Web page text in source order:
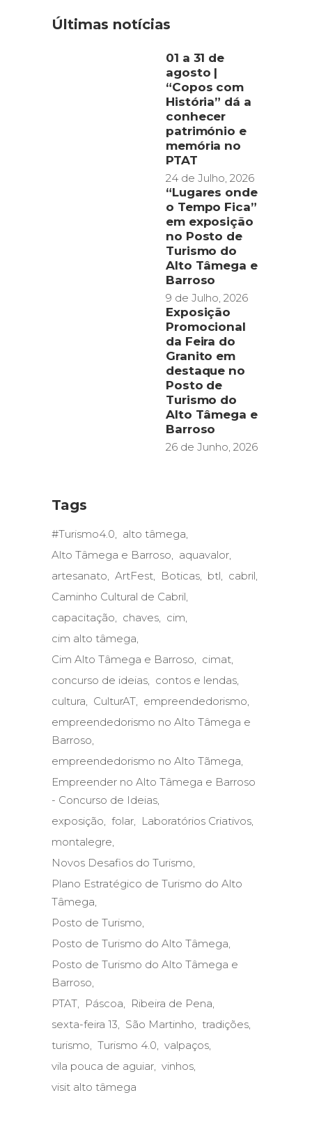
Últimas notícias
01 a 31 de
agosto |
“Copos com
História” dá a
conhecer
património e
memória no
PTAT
24 de Julho, 2026
“Lugares onde
o Tempo Fica”
em exposição
no Posto de
Turismo do
Alto Tâmega e
Barroso
9 de Julho, 2026
Exposição
Promocional
da Feira do
Granito em
destaque no
Posto de
Turismo do
Alto Tâmega e
Barroso
26 de Junho, 2026
Tags
#Turismo4.0
alto tâmega
Alto Tâmega e Barroso
aquavalor
artesanato
ArtFest Boticas btl
cabril
Caminho Cultural de Cabril
capacitação
chaves
cim
cim alto tâmega
Cim Alto Tâmega e Barroso
cimat
concurso de ideias
contos e lendas
cultura
CulturAT
empreendedorismo
empreendedorismo no Alto Tâmega e
Barroso
empreendedorismo no Alto Tãmega
Empreender no Alto Tâmega e Barroso
- Concurso de Ideias
exposição
folar
Laboratórios Criativos
montalegre
Novos Desafios do Turismo
Plano Estratégico de Turismo do Alto
Tâmega
Posto de Turismo
Posto de Turismo do Alto Tâmega
Posto de Turismo do Alto Tâmega e
Barroso
PTAT
Páscoa
Ribeira de Pena
sexta-feira 13
São Martinho
tradições
turismo
Turismo 4.0
valpaços
vila pouca de aguiar vinhos
visit alto tâmega